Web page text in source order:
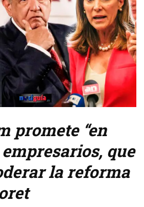
promete “en
empresarios, que
la reforma